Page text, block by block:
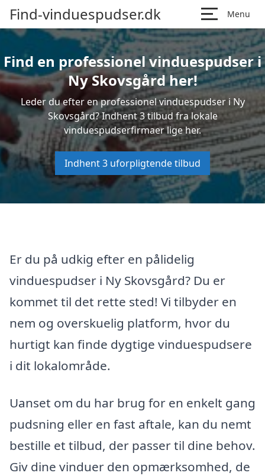
Find-vinduespudser.dk Menu
Find en professionel vinduespudser i
Ny Skovsgård her!
Leder du efter en professionel vinduespudser i Ny
Skovsgård? Indhent 3 tilbud fra lokale
vinduespudserfirmaer lige her.
Indhent 3 uforpligtende tilbud
Er du på udkig efter en pålidelig
vinduespudser i Ny Skovsgård? Du er
kommet til det rette sted! Vi tilbyder en
nem og overskuelig platform, hvor du
hurtigt kan finde dygtige vinduespudsere
i dit lokalområde.
Uanset om du har brug for en enkelt gang
pudsning eller en fast aftale, kan du nemt
bestille et tilbud, der passer til dine behov.
Giv dine vinduer den opmærksomhed, de